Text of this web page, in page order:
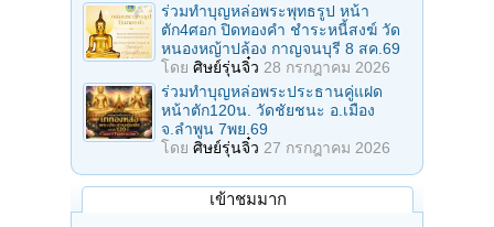
ร่วมทําบุญหล่อพระพุทธรูป หน้า
ตัก4ศอก ปิดทองคํา ชําระหนี้สงฆ์ วัด
หนองหญ้าปล้อง กาญจนบุรี 8 สค.69
โดย ศิษย์รุ่นจิ๋ว 28 กรกฎาคม 2026
ร่วมทําบุญหล่อพระประธานคู่แฝด
หน้าตัก120น. วัดชัยชนะ อ.เมือง
จ.ลำพูน 7พย.69
โดย ศิษย์รุ่นจิ๋ว 27 กรกฎาคม 2026
เข้าชมมาก